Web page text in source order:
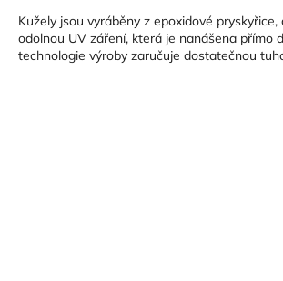
Kužely jsou vyráběny z epoxidové
odolnou UV záření, která je nanášena přímo
technologie výroby zaručuje dostatečnou